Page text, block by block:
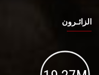
الزائـرون